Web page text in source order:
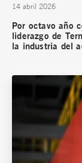
14 abril 2026
Por octavo año
liderazgo de
la industria del